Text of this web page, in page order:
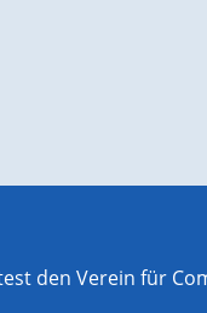
den Verein für